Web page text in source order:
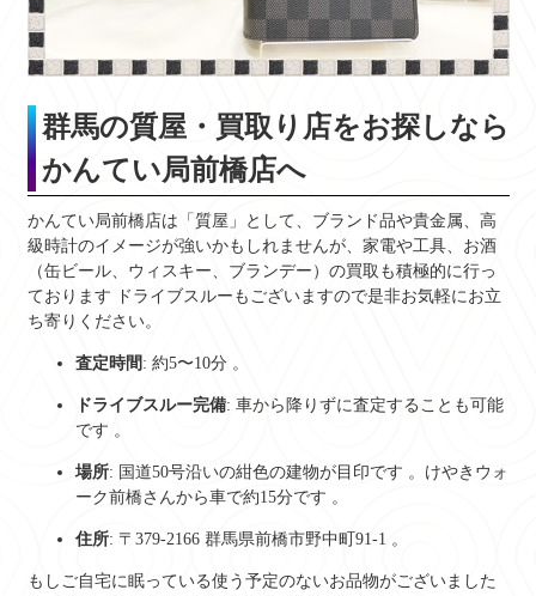
群馬の質屋・買取り店をお探しなら
かんてい局前橋店へ
かんてい局前橋店は「質屋」として、ブランド品や貴金属、高
級時計のイメージが強いかもしれませんが、家電や工具、お酒
（缶ビール、ウィスキー、ブランデー）の買取も積極的に行っ
ております
ドライブスルーもございますので是非お気軽にお立
ち寄りください。
査定時間 : 約5〜10分 。
ドライブスルー完備: 車から降りずに査定することも可能
です 。
場所: 国道50号沿いの紺色の建物が目印です 。けやきウォ
ーク前橋さんから車で約15分です 。
住所: 〒379-2166 群馬県前橋市野中町91-1 。
もしご自宅に眠っている使う予定のないお品物がございました